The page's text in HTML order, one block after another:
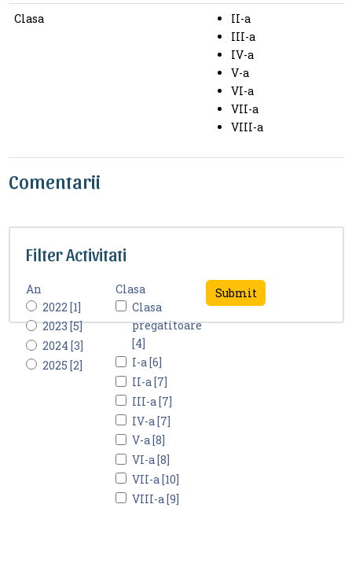
Clasa
II-a
III-a
IV-a
V-a
VI-a
VII-a
VIII-a
Comentarii
Filter Activitati
An
2022 [1]
2023 [5]
2024 [3]
2025 [2]
Clasa
Clasa
pregatitoare
[4]
I-a [6]
II-a [7]
III-a [7]
IV-a [7]
V-a [8]
VI-a [8]
VII-a [10]
VIII-a [9]